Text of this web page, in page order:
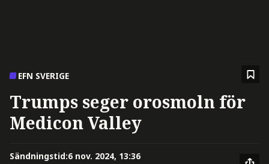
EFN SVERIGE
Trumps seger orosmoln för
Medicon Valley
Sändningstid:6 nov. 2024, 13:36